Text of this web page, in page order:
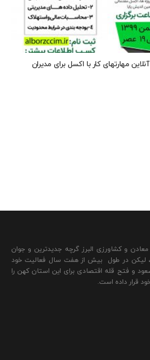
مهارتهای کار با اکسل برای مدیران
معادن و کشاورزی البرز گرچه جدیدترین و جوان
لیکن در طول بیش از هفت سال فعالیت خود
و فتح قله اقتصادی برای این استان کهن را
قرار داده است.